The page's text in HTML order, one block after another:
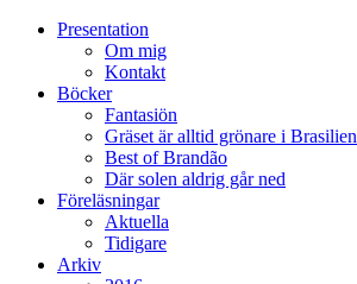
Presentation
Om mig
Kontakt
Böcker
Fantasiön
Gräset är alltid grönare i Brasilien
Best of Brandão
Där solen aldrig går ned
Föreläsningar
Aktuella
Tidigare
Arkiv